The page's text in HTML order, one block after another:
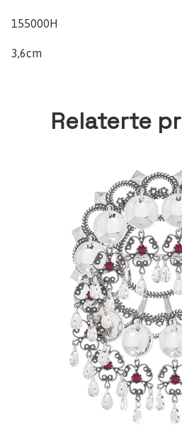
155000H
3,6cm
Relaterte